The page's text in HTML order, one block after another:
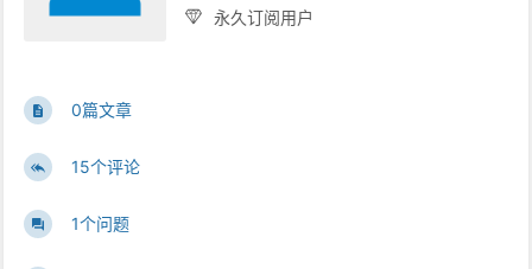
永久订阅用户
0篇文章
15个评论
1个问题